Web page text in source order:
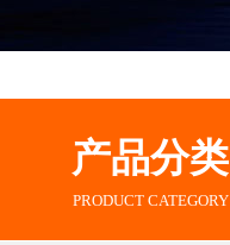
产品分类
PRODUCT CATEGORY